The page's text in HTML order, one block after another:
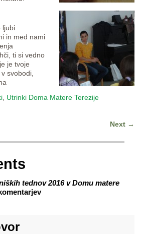
ljubi
in med nami
ti si vedno
je tvoje
svobodi,
, Utrinki Doma Matere Terezije
Next →
tednov 2016 v Domu matere